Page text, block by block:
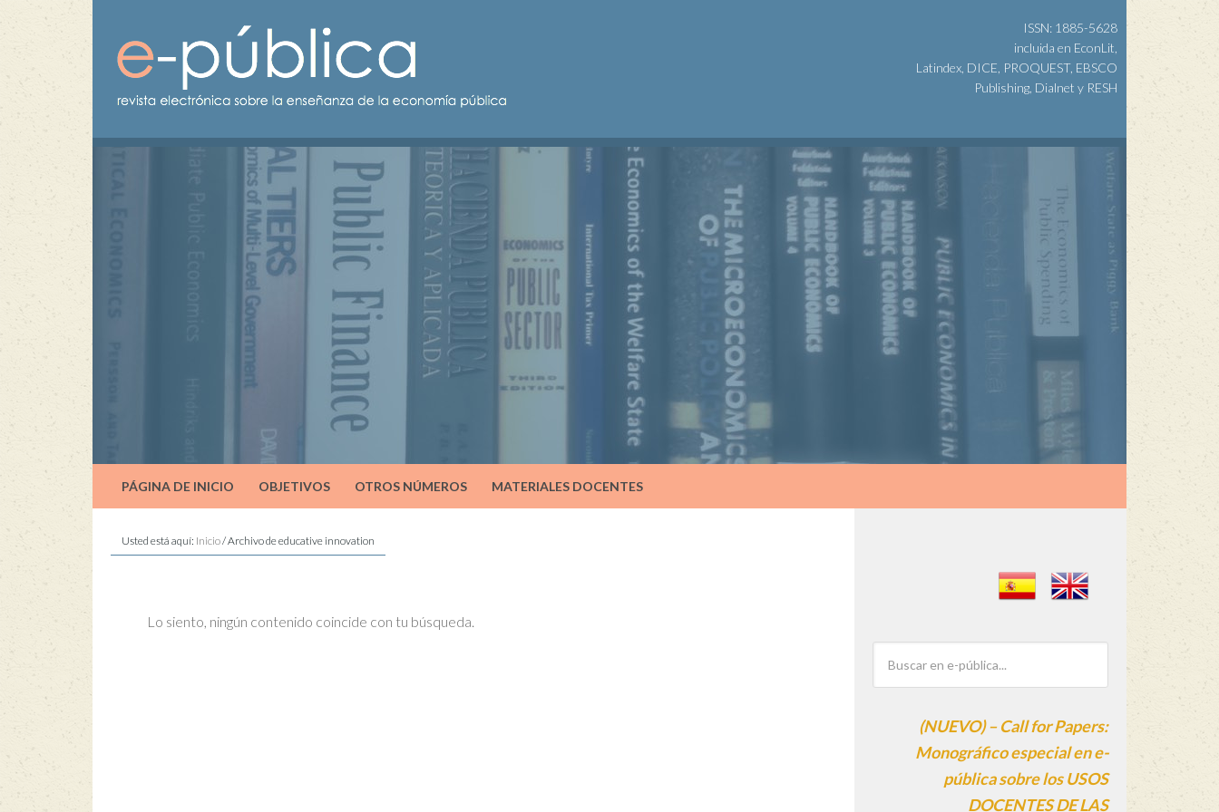
ISSN: 1885-5628
incluida en EconLit,
Latindex, DICE, PROQUEST, EBSCO
Publishing, Dialnet y RESH
PÁGINA DE INICIO OBJETIVOS OTROS NÚMEROS MATERIALES DOCENTES
Usted está aquí: Inicio/Archivo de educative innovation
Lo siento, ningún contenido coincide con tu búsqueda.
(NUEVO) – Call for Papers:
Monográfico especial en e-
pública sobre los USOS
DOCENTES DE LAS